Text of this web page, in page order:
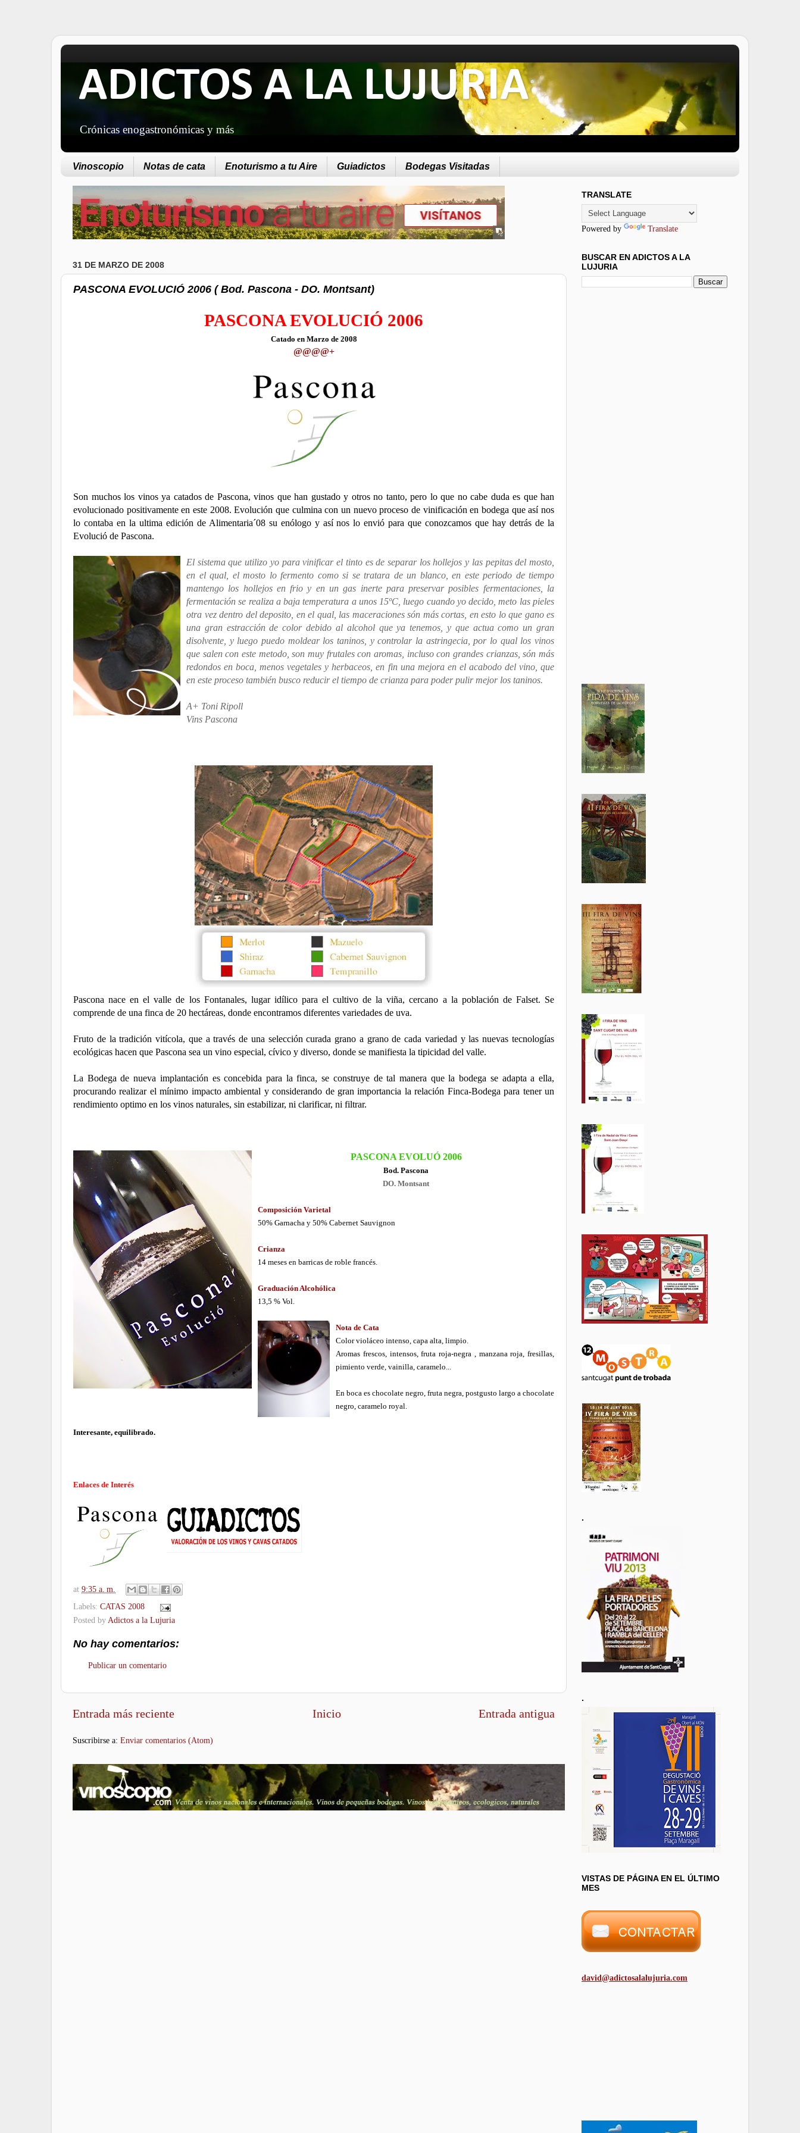
ADICTOS A LA LUJURIA
Crónicas enogastronómicas y más
Vinoscopio Notas de cata Enoturismo a tu Aire Guiadictos Bodegas Visitadas
31 DE MARZO DE 2008
PASCONA EVOLUCIÓ 2006 ( Bod. Pascona - DO. Montsant)
PASCONA EVOLUCIÓ 2006
Catado en Marzo de 2008
@@@@+
Son muchos los vinos ya catados de Pascona, vinos que han gustado y otros no tanto, pero lo que no cabe duda es que han
evolucionado positivamente en este 2008. Evolución que culmina con un nuevo proceso de vinificación en bodega que así nos
lo contaba en la ultima edición de Alimentaria´08 su enólogo y así nos lo envió para que conozcamos que hay detrás de la
Evolució de Pascona.
El sistema que utilizo yo para vinificar el tinto es de separar los hollejos y las pepitas del mosto,
en el qual, el mosto lo fermento como si se tratara de un blanco, en este periodo de tiempo
mantengo los hollejos en frio y en un gas inerte para preservar posibles fermentaciones, la
fermentación se realiza a baja temperatura a unos 15ºC, luego cuando yo decido, meto las pieles
otra vez dentro del deposito, en el qual, las maceraciones són más cortas, en esto lo que gano es
una gran estracción de color debido al alcohol que ya tenemos, y que actua como un gran
disolvente, y luego puedo moldear los taninos, y controlar la astringecia, por lo qual los vinos
que salen con este metodo, son muy frutales con aromas, incluso con grandes crianzas, són más
redondos en boca, menos vegetales y herbaceos, en fin una mejora en el acabodo del vino, que
en este proceso también busco reducir el tiempo de crianza para poder pulir mejor los taninos.
A+ Toni Ripoll
Vins Pascona
Pascona nace en el valle de los Fontanales, lugar idílico para el cultivo de la viña, cercano a la población de Falset. Se
comprende de una finca de 20 hectáreas, donde encontramos diferentes variedades de uva.
Fruto de la tradición vitícola, que a través de una selección curada grano a grano de cada variedad y las nuevas tecnologías
ecológicas hacen que Pascona sea un vino especial, cívico y diverso, donde se manifiesta la tipicidad del valle.
La Bodega de nueva implantación es concebida para la finca, se construye de tal manera que la bodega se adapta a ella,
procurando realizar el mínimo impacto ambiental y considerando de gran importancia la relación Finca-Bodega para tener un
rendimiento optimo en los vinos naturales, sin estabilizar, ni clarificar, ni filtrar.
PASCONA EVOLUÓ 2006
Bod. Pascona
DO. Montsant
Composición Varietal
50% Garnacha y 50% Cabernet Sauvignon
Crianza
14 meses en barricas de roble francés.
Graduación Alcohólica
13,5 % Vol.
Nota de Cata
Color violáceo intenso, capa alta, limpio.
Aromas frescos, intensos, fruta roja-negra , manzana roja, fresillas,
pimiento verde, vainilla, caramelo...
En boca es chocolate negro, fruta negra, postgusto largo a chocolate
negro, caramelo royal.
Interesante, equilibrado.
Enlaces de Interés
at 9:35 a. m.
Labels: CATAS 2008
Posted byAdictos a la Lujuria
No hay comentarios:
Publicar un comentario
Entrada más reciente Entrada antigua
Inicio
Suscribirse a: Enviar comentarios (Atom)
TRANSLATE
Powered by Translate
BUSCAR EN ADICTOS A LA
LUJURIA
.
.
VISTAS DE PÁGINA EN EL ÚLTIMO
MES
david@adictosalalujuria.com